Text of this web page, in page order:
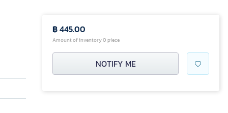
฿ 445.00
Amount of inventory 0 piece
NOTIFY ME